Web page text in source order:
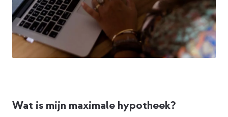
Wat is mijn maximale hypotheek?